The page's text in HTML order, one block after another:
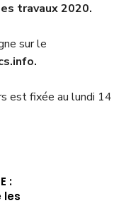
travaux 2020.
sur le
est fixée au lundi 14
:
les